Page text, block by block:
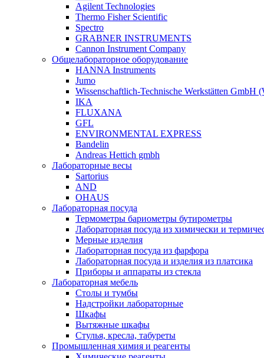
Agilent Technologies
Thermo Fisher Scientific
Spectro
GRABNER INSTRUMENTS
Cannon Instrument Company
Общелабораторное оборудование
HANNA Instruments
Jumo
Wissenschaftlich-Technische Werkstätten GmbH
IKA
FLUXANA
GFL
ENVIRONMENTAL EXPRESS
Bandelin
Andreas Hettich gmbh
Лабораторные весы
Sartorius
AND
OHAUS
Лабораторная посуда
Термометры бариометры бутирометры
Лабораторная посуда из химически и
Мерные изделия
Лабораторная посуда из фарфора
Лабораторная посуда и изделия из платсика
Приборы и аппараты из стекла
Лабораторная мебель
Столы и тумбы
Надстройки лабораторные
Шкафы
Вытяжные шкафы
Стулья, кресла, табуреты
Промышленная химия и реагенты